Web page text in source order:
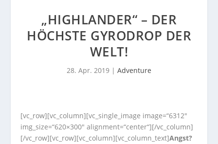
„HIGHLANDER“ – DER
HÖCHSTE GYRODROP DER
WELT!
28. Apr. 2019 | Adventure
[vc_row][vc_column][vc_single_image image=“6312″
img_size=“620×300″ alignment=“center“][/vc_column]
[/vc_row][vc_row][vc_column][vc_column_text]Angst?